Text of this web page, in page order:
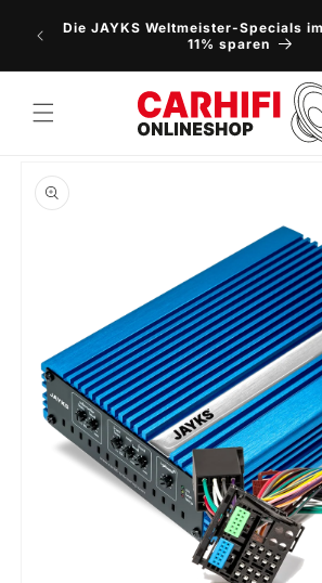
Inhalt
Die JAYKS Weltmeister-Specials
11% sparen